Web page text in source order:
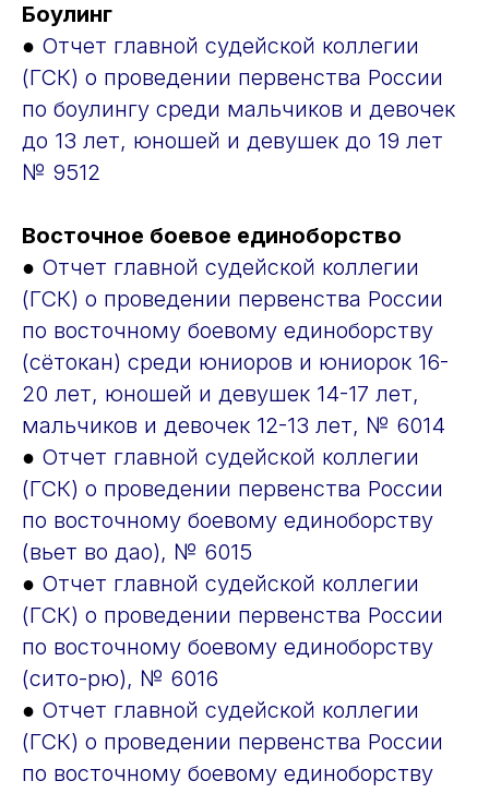
Боулинг
● Отчет главной судейской коллегии
(ГСК) о проведении первенства России
по боулингу среди мальчиков и девочек
до 13 лет, юношей и девушек до 19 лет
№ 9512
Восточное боевое единоборство
● Отчет главной судейской коллегии
(ГСК) о проведении первенства России
по восточному боевому единоборству
(сётокан) среди юниоров и юниорок 16-
20 лет, юношей и девушек 14-17 лет,
мальчиков и девочек 12-13 лет, № 6014
● Отчет главной судейской коллегии
(ГСК) о проведении первенства России
по восточному боевому единоборству
(вьет во дао), № 6015
● Отчет главной судейской коллегии
(ГСК) о проведении первенства России
по восточному боевому единоборству
(сито-рю), № 6016
● Отчет главной судейской коллегии
(ГСК) о проведении первенства России
по восточному боевому единоборству